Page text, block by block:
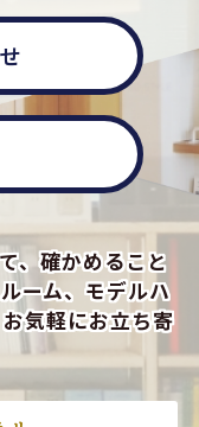
、確かめること
ーム、モデルハ
気軽にお立ち寄